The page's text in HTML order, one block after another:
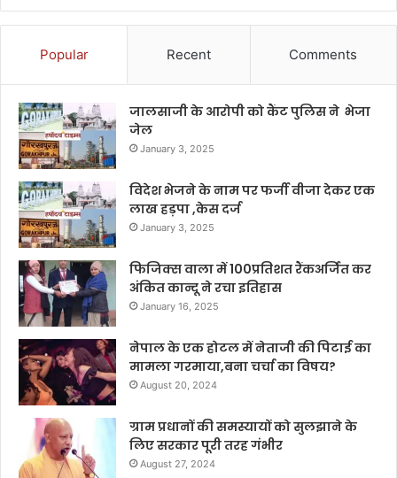
Popular Recent Comments
जालसाजी के आरोपी को कैंट पुलिस ने भेजा
जेल
January 3, 2025
विदेश भेजने के नाम पर फर्जी वीजा देकर एक
लाख हड़पा ,केस दर्ज
January 3, 2025
फिजिक्स वाला में 100प्रतिशत रैंकअर्जित कर
अंकित कान्दू ने रचा इतिहास
January 16, 2025
नेपाल के एक होटल में नेताजी की पिटाई का
मामला गरमाया,बना चर्चा का विषय?
August 20, 2024
ग्राम प्रधानों की समस्यायों को सुलझाने के
लिए सरकार पूरी तरह गंभीर
August 27, 2024